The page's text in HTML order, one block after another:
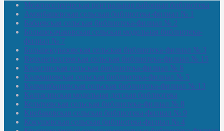
Межпоселенческая центральная районная библиотека
Амзибашевская сельская библиотека-филиал № 1
Бабаевская сельская библиотека-филиал № 2
Большекачаковская сельская модельная библиотека-
филиал № 7
Большекуразовская сельская библиотека-филиал № 3
Верхнетыхтемская сельская библиотека-филиал № 15
Калегинская сельская библиотека-филиал № 6
Калмашевская сельская библиотека-филиал № 5
Калмиябашевская сельская библиотека-филиал № 13
Калтасинская модельная детская библиотека
Кельтеевская сельская библиотека-филиал № 8
Киебаковская сельская библиотека-филиал № 9
Кокушевская сельская библиотека-филиал № 4